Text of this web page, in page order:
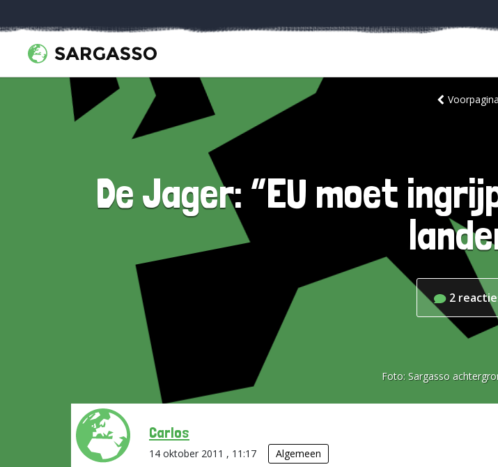
Voorpagina
De Jager: “EU moet
2
Foto: Sargasso
Carlos
14 oktober 2011 , 11:17 Algemeen